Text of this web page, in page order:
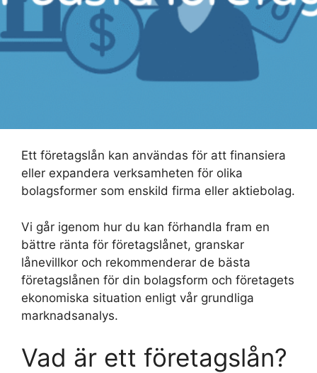
Ett företagslån kan användas för att finansiera
eller expandera verksamheten för olika
bolagsformer som enskild firma eller aktiebolag.
Vi går igenom hur du kan förhandla fram en
bättre ränta för företagslånet, granskar
lånevillkor och rekommenderar de bästa
företagslånen för din bolagsform och företagets
ekonomiska situation enligt vår grundliga
marknadsanalys.
Vad är ett företagslån?